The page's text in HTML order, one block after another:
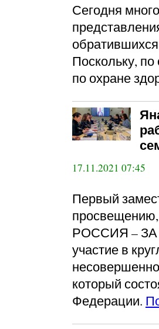
Сегодня
Поскольку,
по охране
17.11.2021 07:45
Первый
РОССИЯ – ЗА
участие в
который
Федерации.